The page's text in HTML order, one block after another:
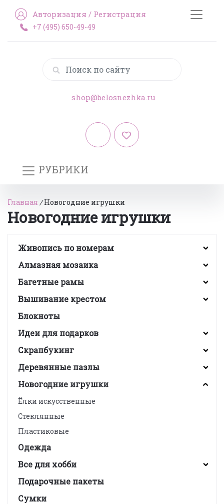
Авторизация / Регистрация
+7 (495) 650-49-49
shop@belosnezhka.ru
РУБРИКИ
Главная /Новогодние игрушки
Новогодние игрушки
Живопись по номерам
Алмазная мозаика
Багетные рамы
Вышивание крестом
Блокноты
Идеи для подарков
Скрапбукинг
Деревянные пазлы
Новогодние игрушки
Ёлки искусственные
Стеклянные
Пластиковые
Одежда
Все для хобби
Подарочные пакеты
Сумки